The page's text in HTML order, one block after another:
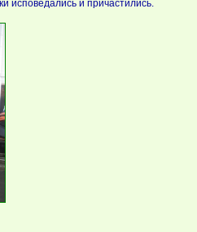
исповедались и причастились.